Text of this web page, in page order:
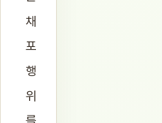
채
포
행
위